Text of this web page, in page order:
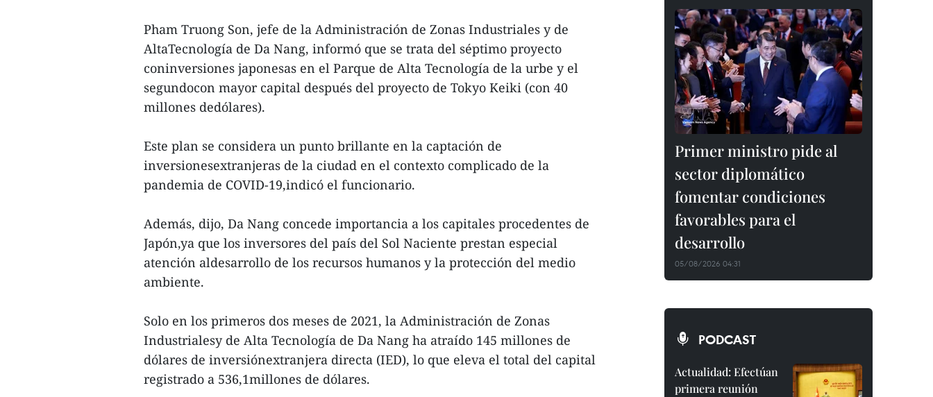
Pham Truong Son, jefe de la Administración de Zonas Industriales y de
AltaTecnología de Da Nang, informó que se trata del séptimo proyecto
coninversiones japonesas en el Parque de Alta Tecnología de la urbe y el
segundocon mayor capital después del proyecto de Tokyo Keiki (con 40
millones dedólares).
Este plan se considera un punto brillante en la captación de
inversionesextranjeras de la ciudad en el contexto complicado de la
pandemia de COVID-19,indicó el funcionario.
Además, dijo, Da Nang concede importancia a los capitales procedentes de
Japón,ya que los inversores del país del Sol Naciente prestan especial
atención aldesarrollo de los recursos humanos y la protección del medio
ambiente.
Solo en los primeros dos meses de 2021, la Administración de Zonas
Industrialesy de Alta Tecnología de Da Nang ha atraído 145 millones de
dólares de inversiónextranjera directa (IED), lo que eleva el total del capital
registrado a 536,1millones de dólares.
Primer ministro pide al
sector diplomático
fomentar condiciones
favorables para el
desarrollo
05/08/2026 04:31
PODCAST
Actualidad: Efectúan
primera reunión